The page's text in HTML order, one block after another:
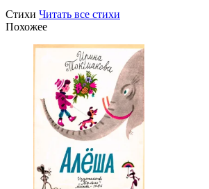
Стихи Читать все стихи
Похожее